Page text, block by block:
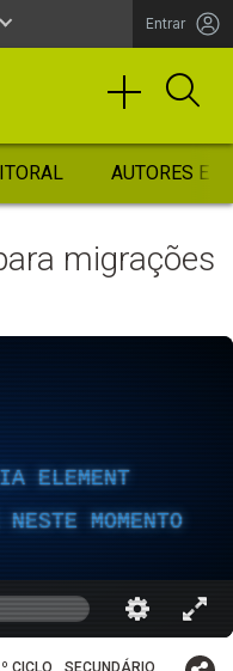
Entrar
AUTORES
migrações
ELEMENT
MOMENTO
CICLO SECUNDÁRIO